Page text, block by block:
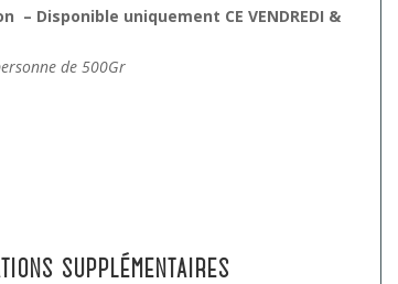
– Disponible uniquement CE VENDREDI &
de 500Gr
supplémentaires